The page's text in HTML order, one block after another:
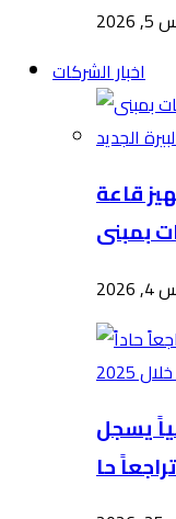
اخبار الشركات
قاعة
يسجل